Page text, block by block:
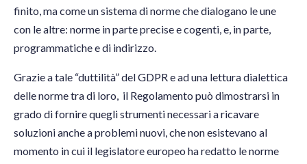
finito, ma come un sistema di norme che dialogano le une
con le altre: norme in parte precise e cogenti, e, in parte,
programmatiche e di indirizzo.
Grazie a tale “duttilità” del GDPR e ad una lettura dialettica
delle norme tra di loro, il Regolamento può dimostrarsi in
grado di fornire quegli strumenti necessari a ricavare
soluzioni anche a problemi nuovi, che non esistevano al
momento in cui il legislatore europeo ha redatto le norme